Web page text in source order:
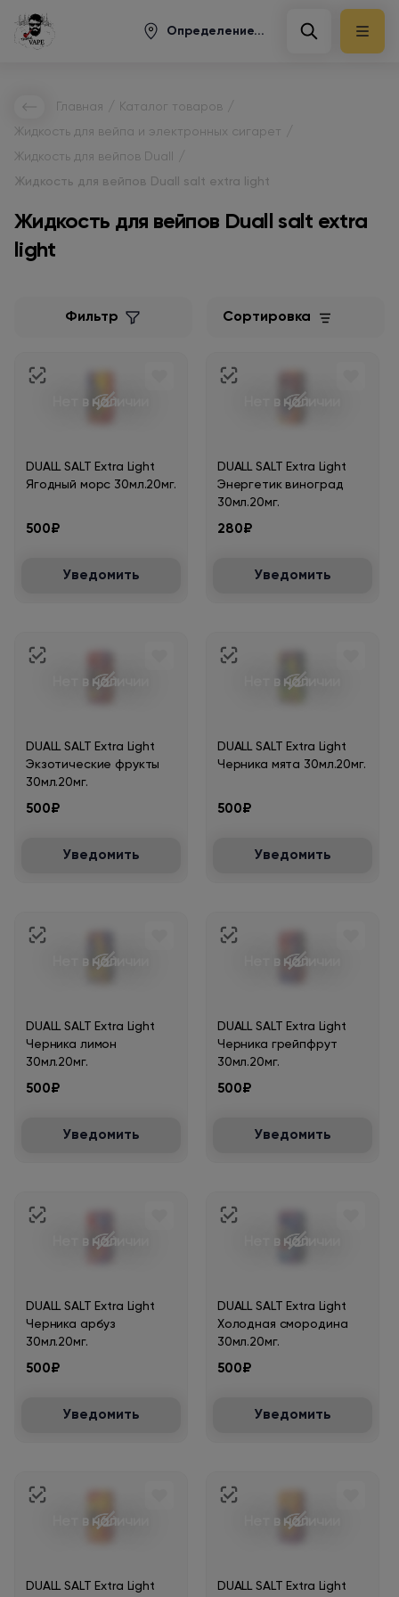
Определение...
Главная Каталог товаров
Жидкость для вейпа и электронных сигарет
Жидкость для вейпов Duall
Жидкость для вейпов Duall salt extra light
Жидкость для вейпов Duall salt extra
light
Фильтр Сортировка
Нет в наличии
DUALL SALT Extra Light
Ягодный морс 30мл.20мг.
500₽
Уведомить
Нет в наличии
DUALL SALT Extra Light
Энергетик виноград
30мл.20мг.
280₽
Уведомить
Нет в наличии
DUALL SALT Extra Light
Экзотические фрукты
30мл.20мг.
500₽
Уведомить
Нет в наличии
DUALL SALT Extra Light
Черника мята 30мл.20мг.
500₽
Уведомить
Нет в наличии
DUALL SALT Extra Light
Черника лимон
30мл.20мг.
500₽
Уведомить
Нет в наличии
DUALL SALT Extra Light
Черника грейпфрут
30мл.20мг.
500₽
Уведомить
Нет в наличии
DUALL SALT Extra Light
Черника арбуз
30мл.20мг.
500₽
Уведомить
Нет в наличии
DUALL SALT Extra Light
Холодная смородина
30мл.20мг.
500₽
Уведомить
Нет в наличии
DUALL SALT Extra Light
Нет в наличии
DUALL SALT Extra Light